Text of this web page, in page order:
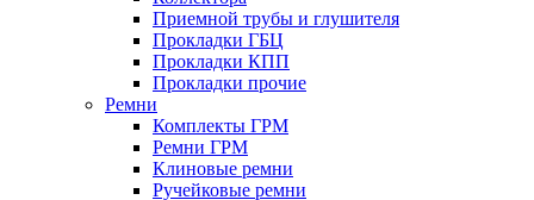
Приемной трубы и глушителя
Прокладки ГБЦ
Прокладки КПП
Прокладки прочие
Ремни
Комплекты ГРМ
Ремни ГРМ
Клиновые ремни
Ручейковые ремни